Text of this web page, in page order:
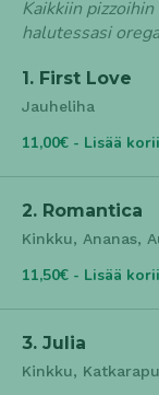
Kaikkiin
halutessasi
1. First Love
Jauheliha
11,00€ - Lisää
2. Romantica
Kinkku, Ananas,
11,50€ - Lisää
3. Julia
Kinkku,